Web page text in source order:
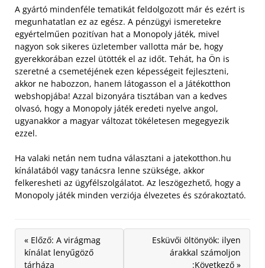
A gyártó mindenféle tematikát feldolgozott már és ezért is
megunhatatlan ez az egész. A pénzügyi ismeretekre
egyértelműen pozitívan hat a Monopoly játék, mivel
nagyon sok sikeres üzletember vallotta már be, hogy
gyerekkorában ezzel ütötték el az időt. Tehát, ha Ön is
szeretné a csemetéjének ezen képességeit fejleszteni,
akkor ne habozzon, hanem látogasson el a Játékotthon
webshopjába! Azzal bizonyára tisztában van a kedves
olvasó, hogy a Monopoly játék eredeti nyelve angol,
ugyanakkor a magyar változat tökéletesen megegyezik
ezzel.
Ha valaki netán nem tudna választani a jatekotthon.hu
kínálatából vagy tanácsra lenne szüksége, akkor
felkeresheti az ügyfélszolgálatot. Az leszögezhető, hogy a
Monopoly játék minden verziója élvezetes és szórakoztató.
« Előző: A virágmag
kínálat lenyűgöző
tárháza
Esküvői öltönyök: ilyen
árakkal számoljon
:Következő »